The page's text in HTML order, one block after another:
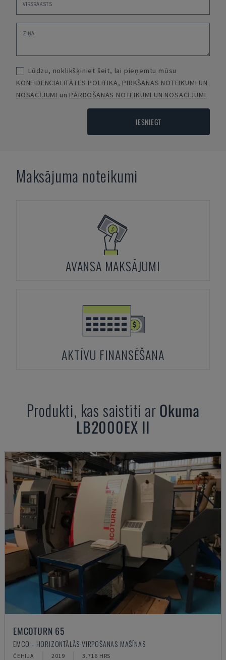
Lūdzu, noklikšķiniet šeit, lai pieņemtu mūsu
KONFIDENCIALITĀTES POLITIKA, PIRKŠANAS NOTEIKUMI UN
NOSACĪJUMI un PĀRDOŠANAS NOTEIKUMI UN NOSACĪJUMI
IESNIEGT
Maksājuma noteikumi
AVANSA MAKSĀJUMI
AKTĪVU FINANSĒŠANA
Produkti, kas saistīti arOkuma
LB2000EX II
EMCOTURN 65
EMCO - HORIZONTĀLĀS VIRPOŠANAS MAŠĪNAS
ČEHIJA 2019 3.716 HRS